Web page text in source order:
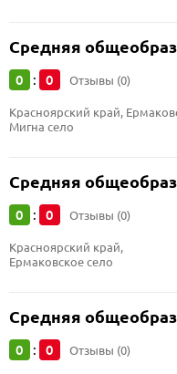
Средняя
0 : 0 Отзывы (0)
Красноярский край,
Мигна село
Средняя
0 : 0 Отзывы (0)
Красноярский край,
Ермаковское село
Средняя
0 : 0 Отзывы (0)